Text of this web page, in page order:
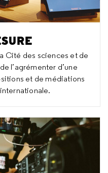
Cité des sciences et de
l’agrémenter d’une
et de médiations